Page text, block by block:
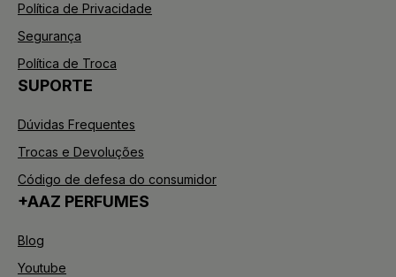
Política de Privacidade
Segurança
Política de Troca
SUPORTE
Dúvidas Frequentes
Trocas e Devoluções
Código de defesa do consumidor
+AAZ PERFUMES
Blog
Youtube